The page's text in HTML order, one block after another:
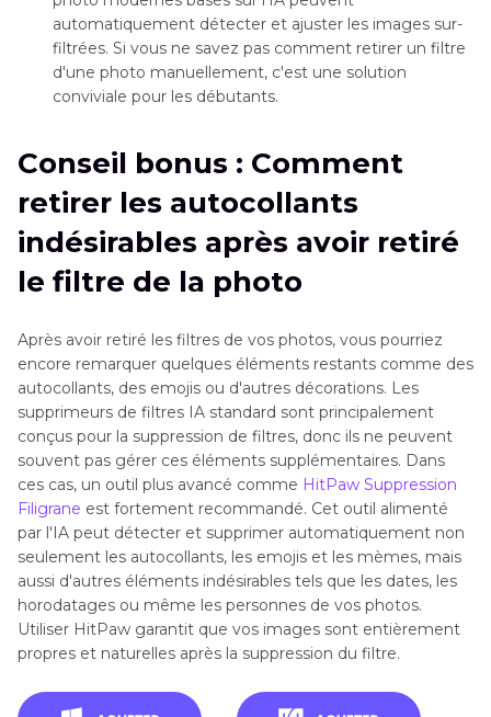
automatiquement détecter et ajuster les images sur-
filtrées. Si vous ne savez pas comment retirer un filtre
d'une photo manuellement, c'est une solution
conviviale pour les débutants.
Conseil bonus : Comment
retirer les autocollants
indésirables après avoir retiré
le filtre de la photo
Après avoir retiré les filtres de vos photos, vous pourriez
encore remarquer quelques éléments restants comme des
autocollants, des emojis ou d'autres décorations. Les
supprimeurs de filtres IA standard sont principalement
conçus pour la suppression de filtres, donc ils ne peuvent
souvent pas gérer ces éléments supplémentaires. Dans
ces cas, un outil plus avancé comme HitPaw Suppression
Filigrane est fortement recommandé. Cet outil alimenté
par l'IA peut détecter et supprimer automatiquement non
seulement les autocollants, les emojis et les mèmes, mais
aussi d'autres éléments indésirables tels que les dates, les
horodatages ou même les personnes de vos photos.
Utiliser HitPaw garantit que vos images sont entièrement
propres et naturelles après la suppression du filtre.